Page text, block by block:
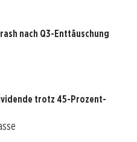
nach Q3-Enttäuschung
trotz 45-Prozent-